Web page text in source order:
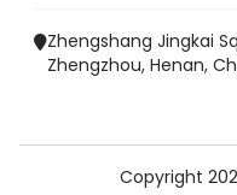
Zhengshang Jingkai
Zhengzhou, Henan,
Copyright